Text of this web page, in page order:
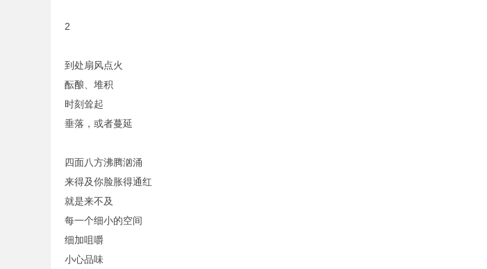
2
到处扇风点火
酝酿、堆积
时刻耸起
垂落，或者蔓延
四面八方沸腾汹涌
来得及你脸胀得通红
就是来不及
每一个细小的空间
细加咀嚼
小心品味